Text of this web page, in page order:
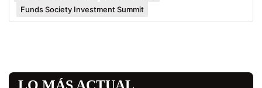
Funds Society Investment Summit